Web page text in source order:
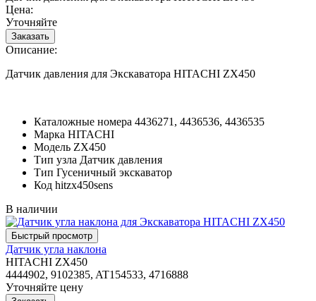
Цена:
Уточняйте
Описание:
Датчик давления для Экскаватора HITACHI ZX450
Каталожные номера 4436271, 4436536, 4436535
Марка HITACHI
Модель ZX450
Тип узла Датчик давления
Тип Гусеничный экскаватор
Код hitzx450sens
В наличии
Датчик угла наклона
HITACHI ZX450
4444902, 9102385, AT154533, 4716888
Уточняйте цену